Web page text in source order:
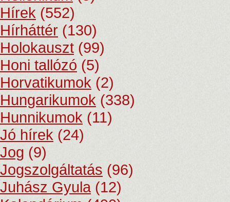
Hírek (552)
Hírháttér (130)
Holokauszt (99)
Honi tallózó (5)
Horvatikumok (2)
Hungarikumok (338)
Hunnikumok (11)
Jó hírek (24)
Jog (9)
Jogszolgáltatás (96)
Juhász Gyula (12)